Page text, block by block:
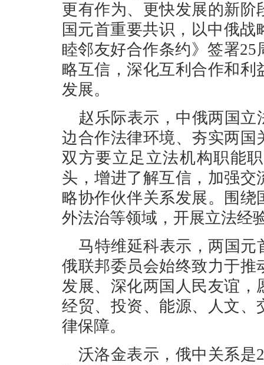
更有作为、更快发展的新
国元首重要共识，以中俄
睦邻友好合作条约》签署
略互信，深化互利合作和
发展。
赵乐际表示，中俄两国
边合作法律环境、夯实两
双方要立足立法机构职能
头，增进了解互信，加强
略协作伙伴关系发展。围
外法治等领域，开展立法经
马特维延科表示，两国
俄联邦委员会始终致力于
发展、深化两国人民友谊
经贸、投资、能源、人文
律保障。
沃洛金表示，俄中关系是